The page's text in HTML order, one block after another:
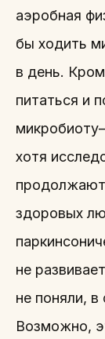
аэробная
бы ходить
в день.
питаться и
хотя
здоровых
не
не поняли, в
Возможно,